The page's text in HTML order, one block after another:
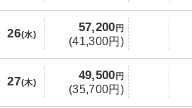
26(水)
57,200 円
(41,300円)
27(木)
49,500 円
(35,700円)